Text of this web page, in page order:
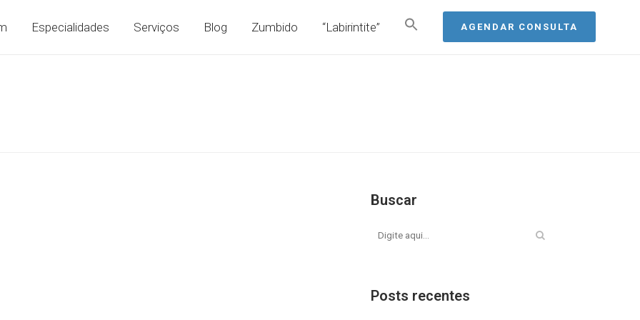
AGENDAR CONSULTA
Especialidades Serviços Blog Zumbido “Labirintite”
Buscar
Posts recentes